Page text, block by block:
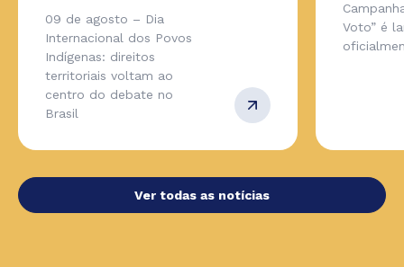
09 de agosto – Dia
Internacional dos Povos
Indígenas: direitos
territoriais voltam ao
centro do debate no
Brasil
Voto” é
Ver todas as notícias